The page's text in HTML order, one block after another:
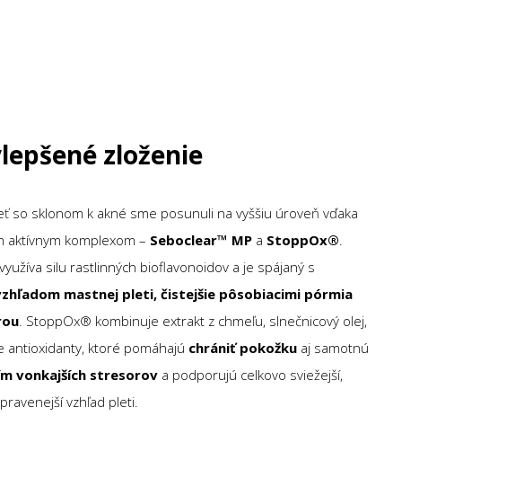
zloženie
so sklonom k akné sme posunuli na vyššiu úroveň vďaka
aktívnym komplexom – Seboclear™ MP a StoppOx®.
silu rastlinných bioflavonoidov a je spájaný s
mastnej pleti, čistejšie pôsobiacimi pórmia
. StoppOx® kombinuje extrakt z chmeľu, slnečnicový olej,
antioxidanty, ktoré pomáhajú chrániť pokožku aj samotnú
vonkajších stresorov a podporujú celkovo sviežejší,
vzhľad pleti.